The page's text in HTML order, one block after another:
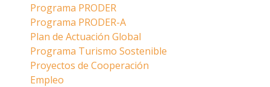
Programa PRODER
Programa PRODER-A
Plan de Actuación Global
Programa Turismo Sostenible
Proyectos de Cooperación
Empleo